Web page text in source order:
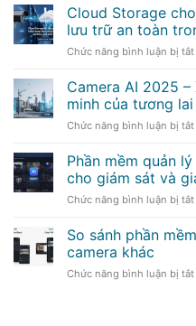
Cloud Storage
lưu trữ an toàn
Chức năng bình luận bị tắtở
Camera AI 2025
minh của tương lai
Chức năng bình luận bị tắtở
Phần mềm quản
cho giám sát và
Chức năng bình luận bị tắtở
So sánh phần
camera khác
Chức năng bình luận bị tắtở